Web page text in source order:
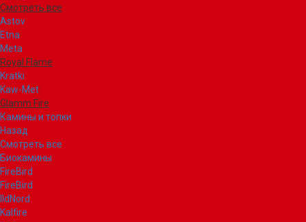
Смотреть все
Astov
Etna
Meta
Royal Flame
Kratki
Kaw-Met
Glamm Fire
Камины и топки
Назад
Смотреть все
Биокамины
FireBird
FireBird
IldNord
Kalfire